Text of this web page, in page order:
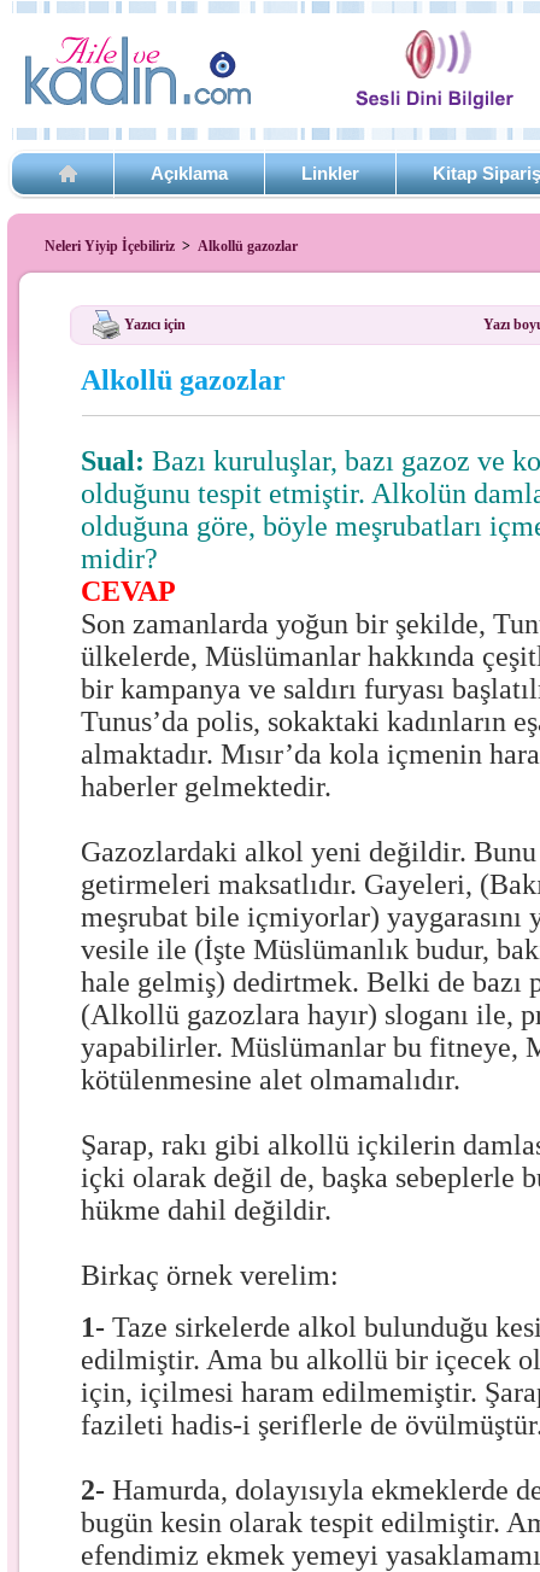
Açıklama Linkler Kitap
Neleri Yiyip İçebiliriz > Alkollü gazozlar
Yazıcı için Yazı
Alkollü gazozlar
Sual: Bazı kuruluşlar, bazı gazoz ve
olduğunu tespit etmiştir. Alkolün
olduğuna göre, böyle meşrubatları
midir?
CEVAP
Son zamanlarda yoğun bir şekilde,
ülkelerde, Müslümanlar hakkında
bir kampanya ve saldırı furyası
Tunus’da polis, sokaktaki kadınların
almaktadır. Mısır’da kola içmenin
haberler gelmektedir.
Gazozlardaki alkol yeni değildir.
getirmeleri maksatlıdır. Gayeleri,
meşrubat bile içmiyorlar) yaygarasını
vesile ile (İşte Müslümanlık budur,
hale gelmiş) dedirtmek. Belki de bazı
(Alkollü gazozlara hayır) sloganı ile,
yapabilirler. Müslümanlar bu fitneye,
kötülenmesine alet olmamalıdır.
Şarap, rakı gibi alkollü içkilerin
içki olarak değil de, başka sebeplerle
hükme dahil değildir.
Birkaç örnek verelim:
1- Taze sirkelerde alkol bulunduğu
edilmiştir. Ama bu alkollü bir içecek
için, içilmesi haram edilmemiştir.
fazileti hadis-i şeriflerle de
2- Hamurda, dolayısıyla ekmeklerde
bugün kesin olarak tespit edilmiştir.
efendimiz ekmek yemeyi